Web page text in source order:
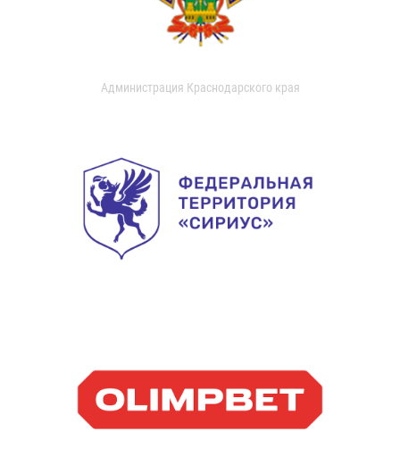
Администрация Краснодарского края